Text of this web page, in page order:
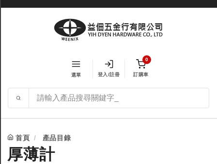
選單 登入/註冊
0
訂購車
首頁 產品目錄
厚薄計